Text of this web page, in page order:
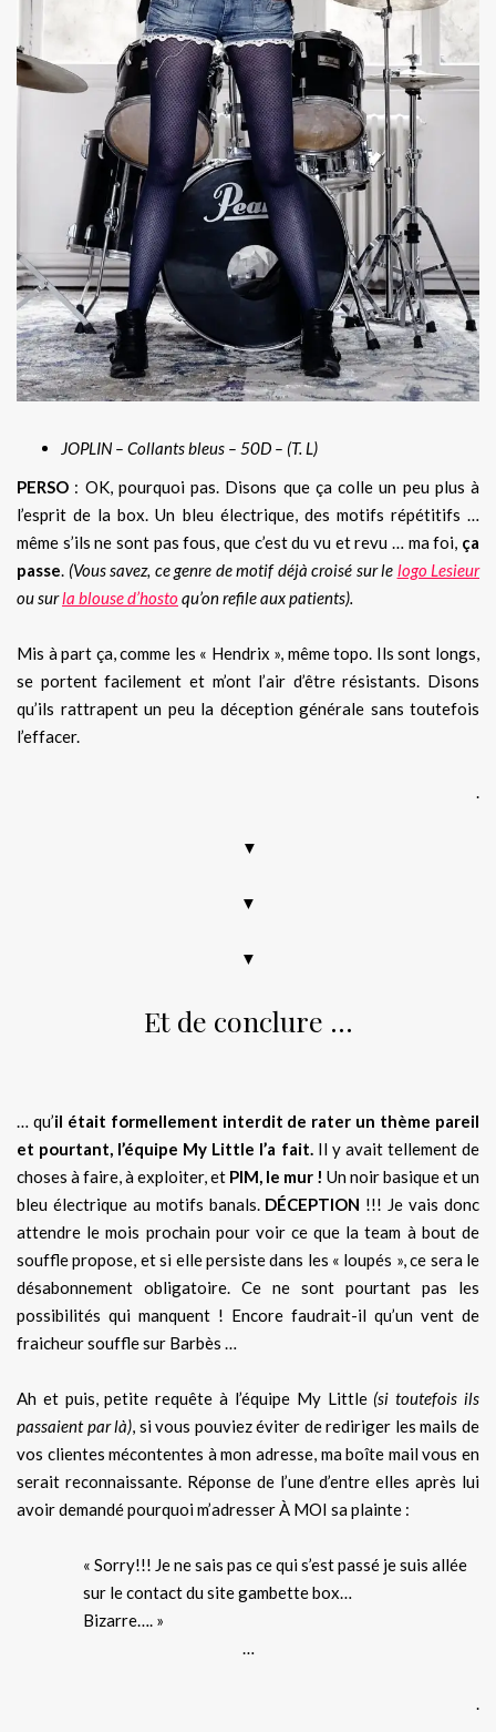
JOPLIN – Collants bleus – 50D – (T. L)
PERSO : OK, pourquoi pas. Disons que ça colle un peu plus à
l’esprit de la box. Un bleu électrique, des motifs répétitifs …
même s’ils ne sont pas fous, que c’est du vu et revu … ma foi, ça
passe. (Vous savez, ce genre de motif déjà croisé sur le logo Lesieur
ou surla blouse d’hostoqu’on refile aux patients).
Mis à part ça, comme les « Hendrix », même topo. Ils sont longs,
se portent facilement et m’ont l’air d’être résistants. Disons
qu’ils rattrapent un peu la déception générale sans toutefois
l’effacer.
.
▼
▼
▼
Et de conclure …
… qu’il était formellement interdit de rater un thème pareil
et pourtant, l’équipe My Little l’a fait.Il y avait tellement de
choses à faire, à exploiter, et PIM, le mur ! Un noir basique et un
bleu électrique au motifs banals. DÉCEPTION !!! Je vais donc
attendre le mois prochain pour voir ce que la team à bout de
souffle propose, et si elle persiste dans les « loupés », ce sera le
désabonnement obligatoire. Ce ne sont pourtant pas les
possibilités qui manquent ! Encore faudrait-il qu’un vent de
fraicheur souffle sur Barbès …
Ah et puis, petite requête à l’équipe My Little (si toutefois ils
passaient par là), si vous pouviez éviter de rediriger les mails de
vos clientes mécontentes à mon adresse, ma boîte mail vous en
serait reconnaissante. Réponse de l’une d’entre elles après lui
avoir demandé pourquoi m’adresser À MOI sa plainte :
« Sorry!!! Je ne sais pas ce qui s’est passé je suis allée
sur le contact du site gambette box…
Bizarre…. »
…
.